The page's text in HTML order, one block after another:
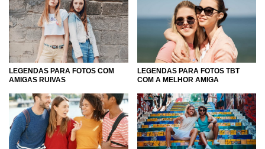
LEGENDAS PARA FOTOS COM
AMIGAS RUIVAS
LEGENDAS PARA FOTOS TBT
COM A MELHOR AMIGA